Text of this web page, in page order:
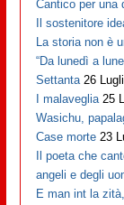
Cantico per una
Il sostenitore
La storia non è
“Da lunedì a
Settanta 26
I malaveglia 25
Wasichu,
Case morte 23
Il poeta che
angeli e degli
E man int la